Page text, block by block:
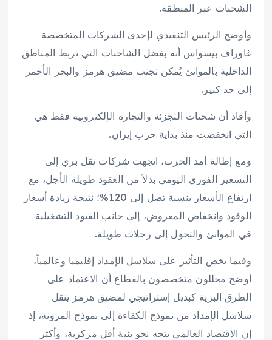
الشحنات عبر المنطقة.
وأوضح الرئيس التنفيذي لإحدى الشركات المتخصصة
غاوراف بيسواس أنه بفضل الشاحنات التي تربط المناطق
الداخلية بالموانئ يُمكن تجنب مضيق هرمز والبحر الأحمر
إلى حد كبير.
وأفاد أن شحنات التجزئة والتجارة الإلكترونية فقط هي
التي انخفضت منذ بداية حرب إيران.
ومع إطالة أمد الحرب، اتجهت شركات نقل بري إلى
التسعير الفوري اليومي بدلاً من العقود طويلة الأجل، مع
ارتفاع الأسعار بنسبة تصل إلى 120%؛ نتيجة زيادة أسعار
الوقود وانخفاض المعروض، إلى جانب القيود التشغيلية
في الموانئ والتحول إلى رحلات طويلة.
وفيما يخص التأثير على سلاسل الإمداد إقليميا وعالمياً،
أوضح محللون متخصصون بالقطاع أن الاعتماد على
الطرق البرية كبديل إستراتيجي لمضيق هرمز ينقل
سلاسل الإمداد من نموذج الكفاءة إلى نموذج المرونة، إذ
إن الاقتصاد العالمي يتجه نحو بنية أقل مركزية، وأكثر